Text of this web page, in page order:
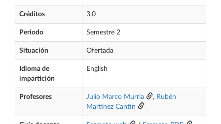
Créditos 3,0
Periodo Semestre 2
Situación Ofertada
Idioma de
impartición
English
Profesores Julio Marco Murria , Rubén
Martínez Cantín